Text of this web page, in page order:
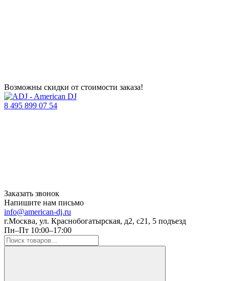
Возможны скидки от стоимости заказа!
8 495 899 07 54
Заказать звонок
Напишите нам письмо
info@american-dj.ru
г.Москва, ул. Краснобогатырская, д2, с21, 5 подъезд
Пн–Пт 10:00–17:00